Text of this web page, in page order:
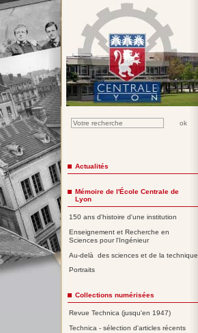
Actualités
Mémoire de l'École Centrale de
Lyon
150 ans d'histoire d'une institution
Enseignement et Recherche en
Sciences pour l'Ingénieur
Au-delà des sciences et de la technique
Portraits
Collections numérisées
Revue Technica (jusqu'en 1947)
Technica - sélection d'articles récents